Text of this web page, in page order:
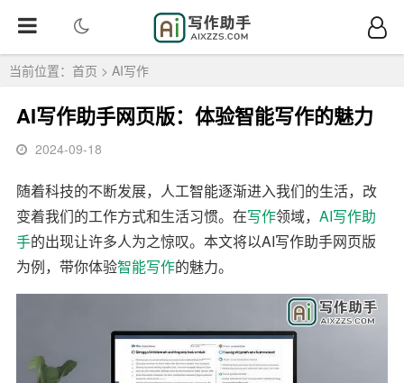
当前位置： 首页 > AI写作
AI写作助手网页版：体验智能写作的魅力
2024-09-18
随着科技的不断发展，人工智能逐渐进入我们的生活，改
变着我们的工作方式和生活习惯。在写作领域， AI写作助
手的出现让许多人为之惊叹。本文将以AI写作助手网页版
为例，带你体验智能写作的魅力。